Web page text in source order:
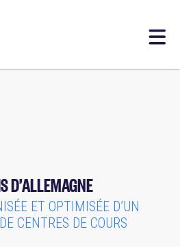
D’ALLEMAGNE
ET OPTIMISÉE D’UN
CENTRES DE COURS